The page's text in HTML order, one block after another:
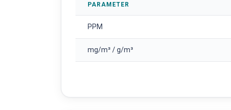
PARAMETER
PPM
mg/m³ / g/m³